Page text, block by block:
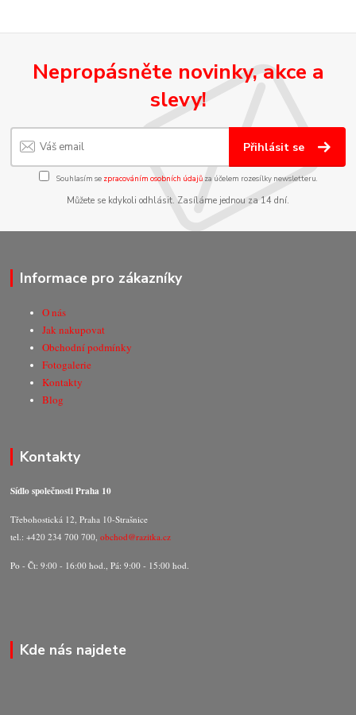
Nepropásněte novinky, akce a
slevy!
Přihlásit se
Souhlasím se zpracováním osobních údajůza účelem rozesílky newsletteru.
Můžete se kdykoli odhlásit. Zasíláme jednou za 14 dní.
Informace pro zákazníky
O nás
Jak nakupovat
Obchodní podmínky
Fotogalerie
Kontakty
Blog
Kontakty
Sídlo společnosti Praha 10
Třebohostická 12, Praha 10-Strašnice
tel.: +420 234 700 700,obchod@razitka.cz
Po - Čt: 9:00 - 16:00 hod., Pá: 9:00 - 15:00 hod.
Kde nás najdete